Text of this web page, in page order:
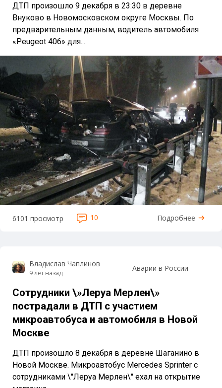
ДТП произошло 9 декабря в 23:30 в деревне
Внуково в Новомосковском округе Москвы. По
предварительным данным, водитель автомобиля
«Peugeot 406» для...
6101 просмотр 10 Подробнее
Владислав Чаплинов
9 лет назад Аварии в России
Сотрудники \»Леруа Мерлен\»
пострадали в ДТП с участием
микроавтобуса и автомобиля в Новой
Москве
ДТП произошло 8 декабря в деревне Шаганино в
Новой Москве. Микроавтобус Mercedes Sprinter с
сотрудниками \"Леруа Мерлен\" ехал на открытие